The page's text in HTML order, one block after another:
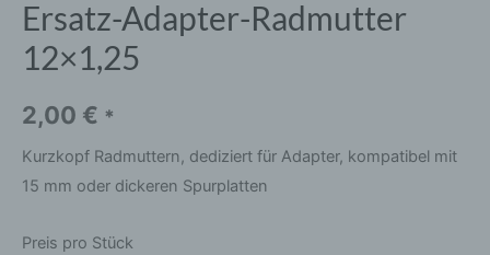
Ersatz-Adapter-Radmutter
12×1,25
2,00 € *
Kurzkopf Radmuttern, dediziert für Adapter, kompatibel mit
15 mm oder dickeren Spurplatten
Preis pro Stück